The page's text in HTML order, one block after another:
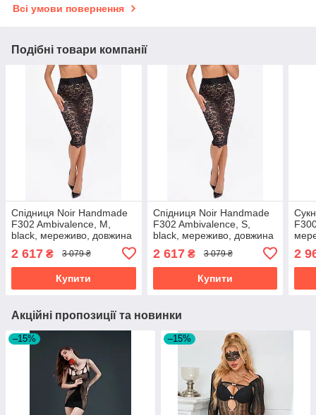
Всі умови повернення
Подібні товари компанії
Спідниця Noir Handmade
F302 Ambivalence, M,
black, мереживо, довжина
за коліна, шнурівка ззаду
2 617 ₴ 3 079 ₴
Купити
Спідниця Noir Handmade
F302 Ambivalence, S,
black, мереживо, довжина
за коліна, шнурівка ззаду
2 617₴ 3 079 ₴
Купити
2
Акційні пропозиції та новинки
–15% –15%